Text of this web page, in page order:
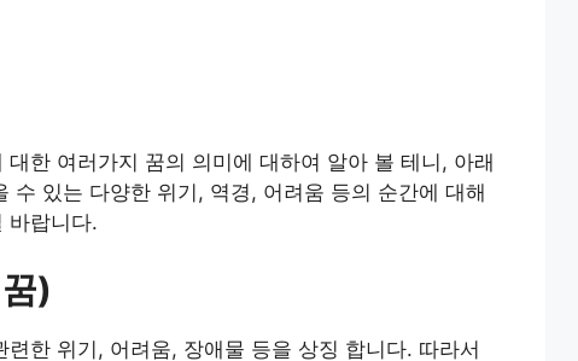
한 여러가지 꿈의 의미에 대하여 알아 볼 테니, 아래
수 있는 다양한 위기, 역경, 어려움 등의 순간에 대해
바랍니다.
)
한 위기, 어려움, 장애물 등을 상징 합니다. 따라서